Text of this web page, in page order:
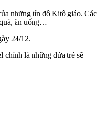
những tín đồ Kitô giáo. Các
ăn uống…
24/12.
chính là những đứa trẻ sẽ